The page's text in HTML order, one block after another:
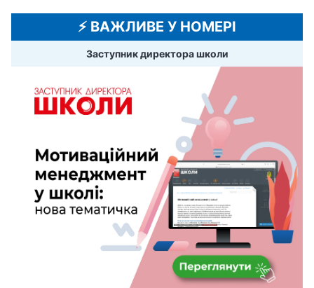
⚡️ ВАЖЛИВЕ У НОМЕРІ
Заступник директора школи